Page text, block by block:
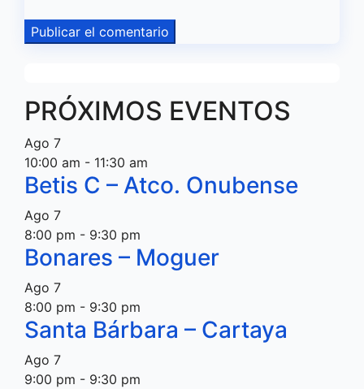
PRÓXIMOS EVENTOS
Ago 7
10:00 am - 11:30 am
Betis C – Atco. Onubense
Ago 7
8:00 pm - 9:30 pm
Bonares – Moguer
Ago 7
8:00 pm - 9:30 pm
Santa Bárbara – Cartaya
Ago 7
9:00 pm - 9:30 pm